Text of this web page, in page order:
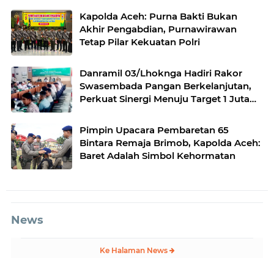
Kapolda Aceh: Purna Bakti Bukan
Akhir Pengabdian, Purnawirawan
Tetap Pilar Kekuatan Polri
Danramil 03/Lhoknga Hadiri Rakor
Swasembada Pangan Berkelanjutan,
Perkuat Sinergi Menuju Target 1 Juta
Pimpin Upacara Pembaretan 65
Bintara Remaja Brimob, Kapolda Aceh:
Baret Adalah Simbol Kehormatan
News
Ke Halaman News